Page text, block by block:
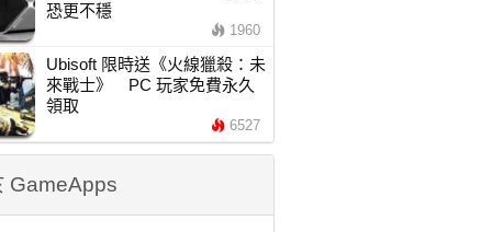
恐更不穩
1960
Ubisoft 限時送《火線獵殺：未
來戰士》 PC 玩家免費永久
領取
6527
GameApps